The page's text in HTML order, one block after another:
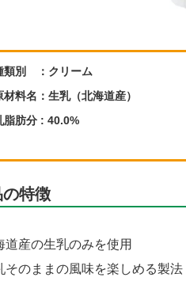
類別 ：クリーム
材料名：生乳（北海道産）
脂肪分 : 40.0%
特徴
道産の生乳のみを使用
そのままの風味を楽しめる製法